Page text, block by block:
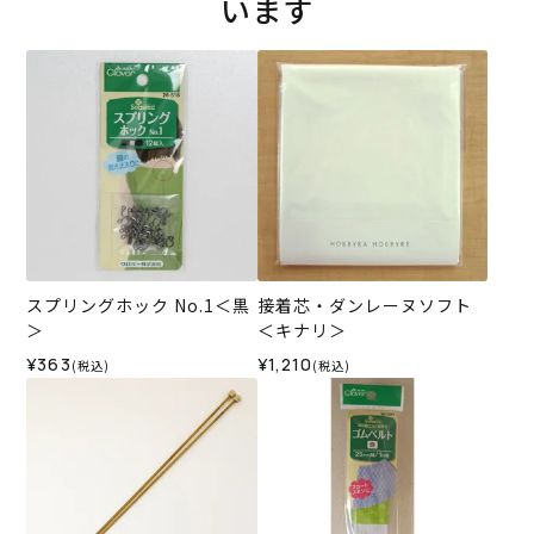
います
スプリングホック No.1＜黒
＞
¥363 (税込)
接着芯・ダンレーヌソフト
＜キナリ＞
¥1,210 (税込)